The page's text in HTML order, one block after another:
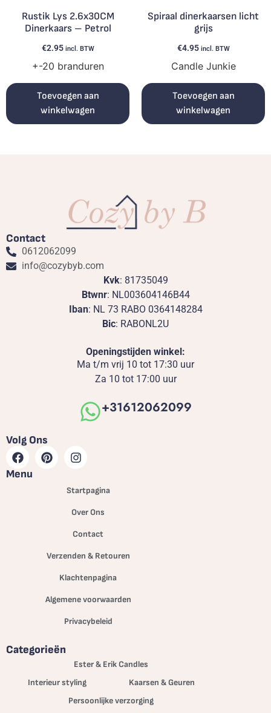
Rustik Lys 2.6x30CM
Dinerkaars – Petrol
€2.95 incl. BTW
+-20 branduren
Toevoegen aan
winkelwagen
Spiraal dinerkaarsen licht
grijs
€4.95 incl. BTW
Candle Junkie
Toevoegen aan
winkelwagen
Contact
0612062099
info@cozybyb.com
Kvk: 81735049
Btwnr: NL003604146B44
Iban: NL 73 RABO 0364148284
Bic: RABONL2U
Openingstijden winkel:
Ma t/m vrij 10 tot 17:30 uur
Za 10 tot 17:00 uur
+31612062099
Volg Ons
Menu
Startpagina
Over Ons
Contact
Verzenden & Retouren
Klachtenpagina
Algemene voorwaarden
Privacybeleid
Categorieën
Ester & Erik Candles
Interieur styling
Kaarsen & Geuren
Persoonlijke verzorging